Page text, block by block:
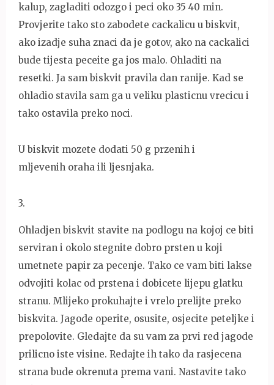
kalup, zagladiti odozgo i peci oko 35 40 min.
Provjerite tako sto zabodete cackalicu u biskvit,
ako izadje suha znaci da je gotov, ako na cackalici
bude tijesta peceite ga jos malo. Ohladiti na
resetki. Ja sam biskvit pravila dan ranije. Kad se
ohladio stavila sam ga u veliku plasticnu vrecicu i
tako ostavila preko noci.
U biskvit mozete dodati 50 g przenih i
mljevenih oraha ili ljesnjaka.
3.
Ohladjen biskvit stavite na podlogu na kojoj ce biti
serviran i okolo stegnite dobro prsten u koji
umetnete papir za pecenje. Tako ce vam biti lakse
odvojiti kolac od prstena i dobicete lijepu glatku
stranu. Mlijeko prokuhajte i vrelo prelijte preko
biskvita. Jagode operite, osusite, osjecite peteljke i
prepolovite. Gledajte da su vam za prvi red jagode
prilicno iste visine. Redajte ih tako da rasjecena
strana bude okrenuta prema vani. Nastavite tako